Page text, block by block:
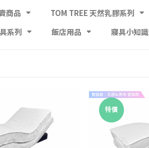
商品 TOM TREE 天然乳膠系列
系列 飯店用品 寢具小知識
特價